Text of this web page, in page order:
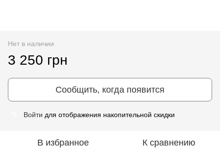
Нет в наличии
3 250 грн
Сообщить, когда появится
Войти для отображения накопительной скидки
В избранное К сравнению